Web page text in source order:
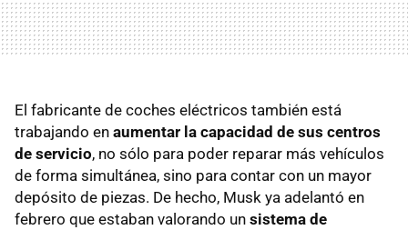
El fabricante de coches eléctricos también está
trabajando en aumentar la capacidad de sus centros
de servicio, no sólo para poder reparar más vehículos
de forma simultánea, sino para contar con un mayor
depósito de piezas. De hecho, Musk ya adelantó en
febrero que estaban valorando un sistema de